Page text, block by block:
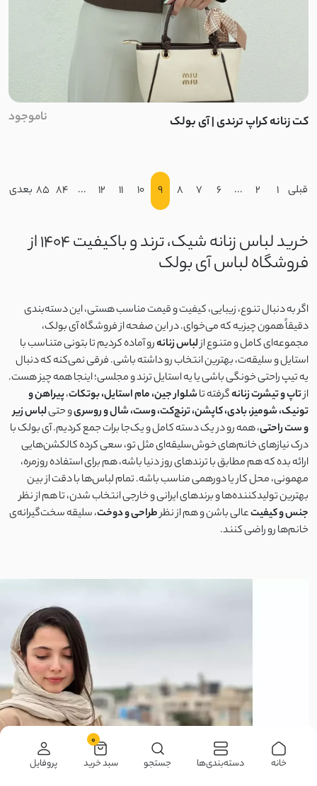
کت زنانه کراپ ترندی | آی بولک ناموجود
قبلی 1
2
...
6
7
8
9
10
11
12
...
84
85 بعدی
خرید لباس زنانه شیک، ترند و باکیفیت 1404 از
فروشگاه لباس آی بولک
اگر به دنبال تنوع، زیبایی، کیفیت و قیمت مناسب هستی، این دسته‌بندی
دقیقاً همون چیزیه که می‌خوای. در این صفحه از فروشگاه آی بولک،
مجموعه‌ای کامل و متنوع ازلباس زنانهرو آماده کردیم تا بتونی متناسب با
استایل و سلیقه‌ت، بهترین انتخاب رو داشته باشی. فرقی نمی‌کنه که دنبال
یه تیپ راحتی خونگی باشی یا یه استایل ترند و مجلسی؛ اینجا همه چیز هست.
ازتاپ و تیشرت زنانهگرفته تاشلوار جین، مام استایل، بوتکات،پیراهن و
تونیک، شومیز، بادی، کاپشن، ترنچ‌کت، وست، شال و روسریو حتیلباس زیر
و ست راحتی، همه رو در یک دسته کامل و یک‌جا برات جمع کردیم. آی بولک با
درک نیازهای خانم‌های خوش‌سلیقه‌ای مثل تو، سعی کرده کالکشن‌هایی
ارائه بده که هم مطابق با ترندهای روز دنیا باشه، هم برای استفاده روزمره،
مهمونی، محل کار یا دورهمی مناسب باشه. تمام لباس‌ها با دقت از بین
بهترین تولیدکننده‌ها و برندهای ایرانی و خارجی انتخاب شدن، تا هم از نظر
جنس و کیفیتعالی باشن و هم از نظرطراحی و دوخت، سلیقه سخت‌گیرانه‌ی
خانم‌ها رو راضی کنند.
خانه دسته‌بندی‌ها جستجو
0
سبد خرید پروفایل